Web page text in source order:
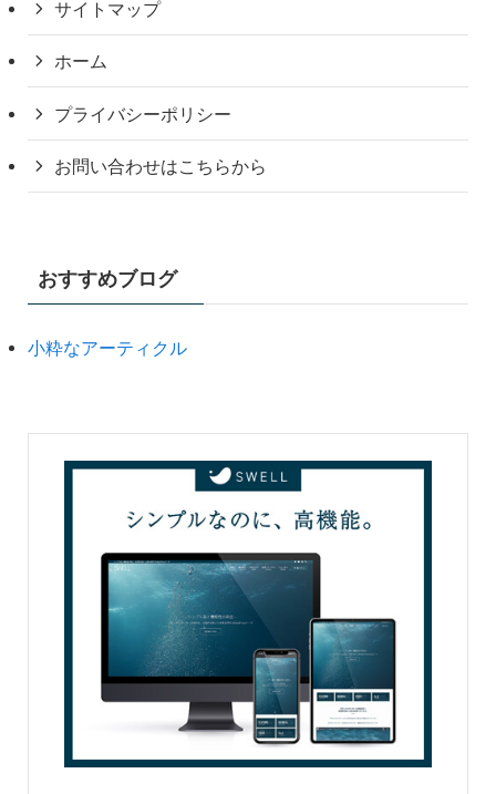
サイトマップ
ホーム
プライバシーポリシー
お問い合わせはこちらから
おすすめブログ
小粋なアーティクル